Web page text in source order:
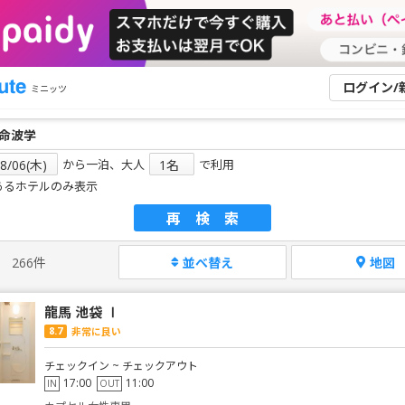
ミニッツ ログイン/
から一泊、大人
で利用
るホテルのみ表示
再検索
266件 並べ替え 地図
龍馬 池袋 Ⅰ
8.7 非常に良い
チェックイン ~ チェックアウト
IN 17:00 OUT 11:00